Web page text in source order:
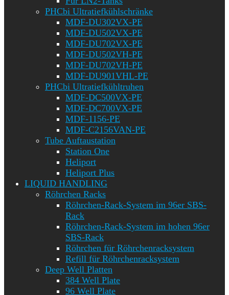
PHCbi Ultratiefkühlschränke
MDF-DU302VX-PE
MDF-DU502VX-PE
MDF-DU702VX-PE
MDF-DU502VH-PE
MDF-DU702VH-PE
MDF-DU901VHL-PE
PHCbi Ultratiefkühltruhen
MDF-DC500VX-PE
MDF-DC700VX-PE
MDF-1156-PE
MDF-C2156VAN-PE
Tube Auftaustation
Station One
Heliport
Heliport Plus
LIQUID HANDLING
Röhrchen Racks
Röhrchen-Rack-System im 96er SBS-
Rack
Röhrchen-Rack-System im hohen 96er
SBS-Rack
Röhrchen für Röhrchenracksystem
Refill für Röhrchenracksystem
Deep Well Platten
384 Well Plate
96 Well Plate